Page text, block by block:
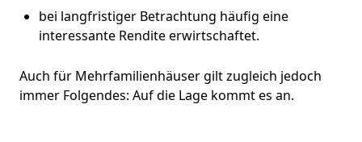
bei langfristiger Betrachtung häufig eine
interessante Rendite erwirtschaftet.
Auch für Mehrfamilienhäuser gilt zugleich jedoch
immer Folgendes: Auf die Lage kommt es an.